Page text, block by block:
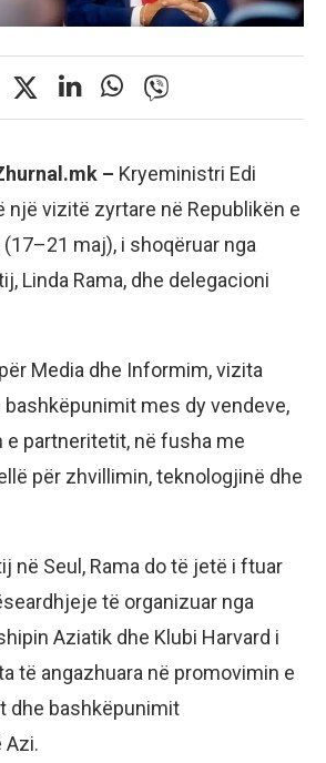
– Kryeministri Edi
një vizitë zyrtare në Republikën e
maj), i shoqëruar nga
Linda Rama, dhe delegacioni
Media dhe Informim, vizita
mes dy vendeve,
partneritetit, në fusha me
për zhvillimin, teknologjinë dhe
në Seul, Rama do të jetë i ftuar
të organizuar nga
Aziatik dhe Klubi Harvard i
të angazhuara në promovimin e
dhe bashkëpunimit
Azi.